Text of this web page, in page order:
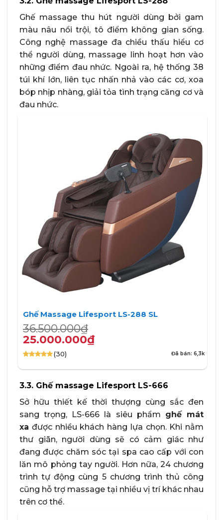
Ghế massage thu hút người dùng bởi gam
màu nâu nổi trội, tô điểm không gian sống.
Công nghệ massage đa chiều thấu hiểu cơ
thể người dùng, massage linh hoạt hơn vào
những điểm đau nhức. Ngoài ra, hệ thống 38
túi khí lớn, liên tục nhấn nhả vào các cơ, xoa
bóp nhịp nhàng, giải tỏa tình trạng căng cơ và
đau nhức.
Ghế Massage Lifesport LS-288 SL
36.500.000₫
Giá
gốc
là:
36.500.000₫.
25.000.000₫
Giá
hiện
tại
là:
25.000.000₫.
dựa trên
(30) Đã bán: 6,3k
3.3. Ghế massage Lifesport LS-666
Sở hữu thiết kế thời thượng cùng sắc đen
sang trọng, LS-666 là siêu phẩm ghế mát
xa được nhiều khách hàng lựa chọn. Khi nằm
thư giãn, người dùng sẽ có cảm giác như
đang được chăm sóc tại spa cao cấp với con
lăn mô phỏng tay người. Hơn nữa, 24 chương
trình tự động cùng 5 chương trình thủ công
cũng hỗ trợ massage tại nhiều vị trí khác nhau
trên cơ thể.